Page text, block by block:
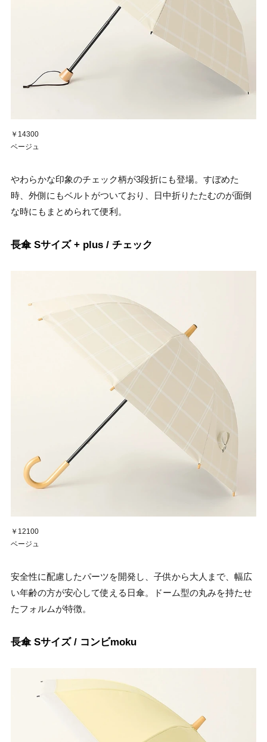
￥14300
ベージュ
やわらかな印象のチェック柄が3段折にも登場。すぼめた
時、外側にもベルトがついており、日中折りたたむのが面倒
な時にもまとめられて便利。
長傘 Sサイズ + plus / チェック
￥12100
ベージュ
安全性に配慮したパーツを開発し、子供から大人まで、幅広
い年齢の方が安心して使える日傘。ドーム型の丸みを持たせ
たフォルムが特徴。
長傘 Sサイズ / コンビmoku